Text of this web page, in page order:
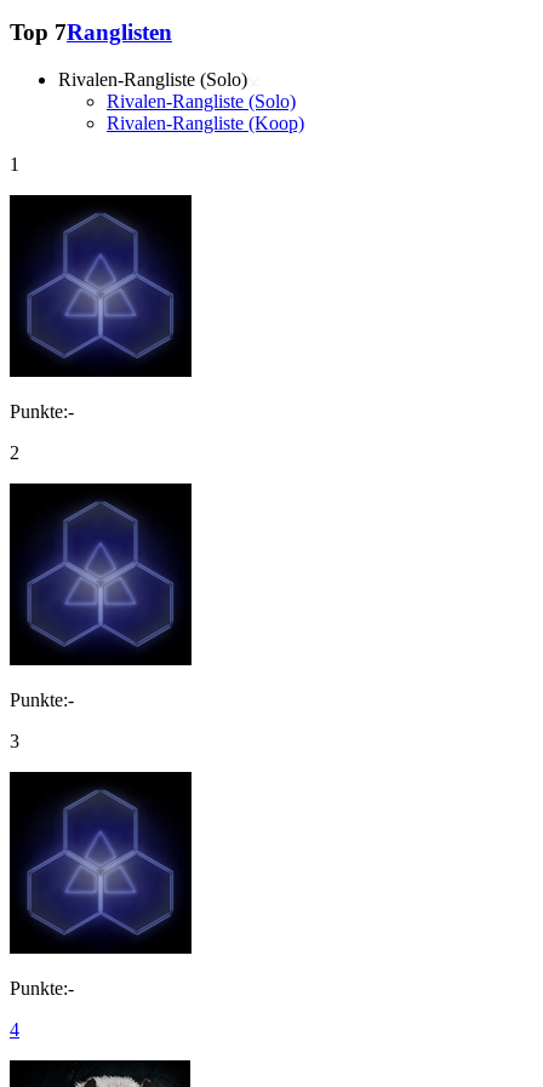
Top 7Ranglisten
Rivalen-Rangliste (Solo)
Rivalen-Rangliste (Solo)
Rivalen-Rangliste (Koop)
1
Punkte:-
2
Punkte:-
3
Punkte:-
4